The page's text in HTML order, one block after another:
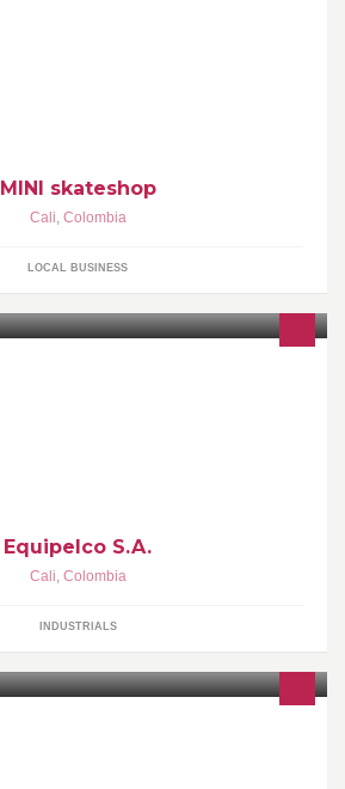
MINI skateshop
Cali, Colombia
LOCAL BUSINESS
Equipelco S.A.
Cali, Colombia
INDUSTRIALS